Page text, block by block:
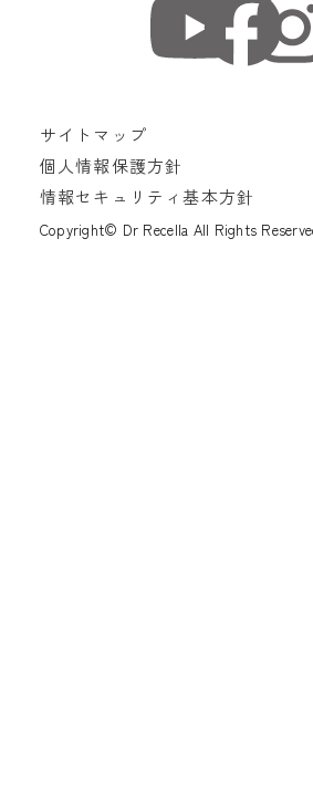
サイトマップ
個人情報保護方針
情報セキュリティ基本方針
Copyright© Dr Recella All Rights